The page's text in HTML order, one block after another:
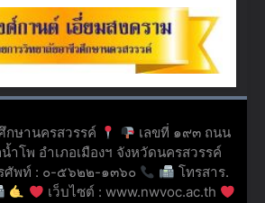
กษานครสวรรค์
เลขที่ ๑๙๓ ถนน
ำโพ อำเภอเมืองฯ จังหวัดนครสวรรค์
ศัพท์ : ๐-๕๖๒๒-๑๓๖๐
โทรสาร.
เว็บไซต์ : www.nwvoc.ac.th